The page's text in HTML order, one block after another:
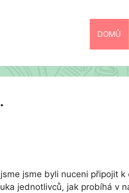
DOMŮ
jsme byli nuceni připojit
jednotlivců, jak probíhá v